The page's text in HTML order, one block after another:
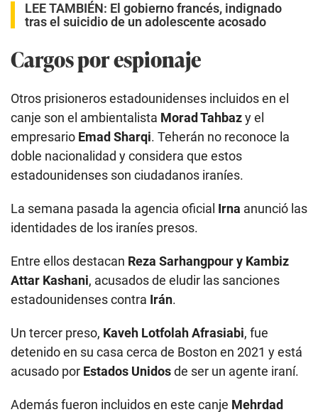
LEE TAMBIÉN: El gobierno francés, indignado
tras el suicidio de un adolescente acosado
Cargos por espionaje
Otros prisioneros estadounidenses incluidos en el
canje son el ambientalista Morad Tahbazy el
empresario Emad Sharqi. Teherán no reconoce la
doble nacionalidad y considera que estos
estadounidenses son ciudadanos iraníes.
La semana pasada la agencia oficial Irna anunció las
identidades de los iraníes presos.
Entre ellos destacan Reza Sarhangpour y Kambiz
Attar Kashani, acusados de eludir las sanciones
estadounidenses contra Irán.
Un tercer preso, Kaveh Lotfolah Afrasiabi, fue
detenido en su casa cerca de Boston en 2021 y está
acusado por Estados Unidosde ser un agente iraní.
Además fueron incluidos en este canje Mehrdad